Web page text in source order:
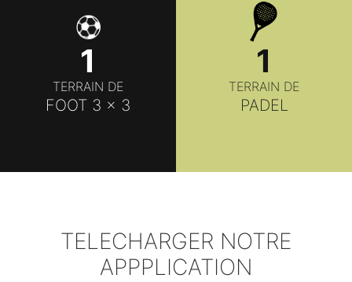
1
TERRAIN DE
FOOT 3 x 3
1
TERRAIN DE
PADEL
TELECHARGER NOTRE
APPPLICATION